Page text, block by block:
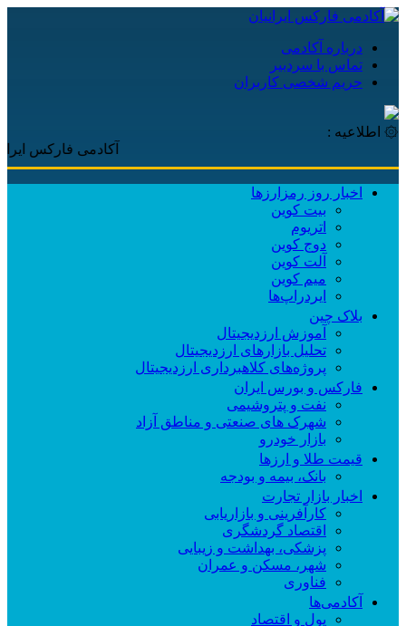
درباره آکادمی
تماس با سردبیر
حریم شخصی کاربران
۞ اطلاعیه :
آکادمی فارکس ایرانیان، با
اخبار روز رمزارزها
بیت کوین
اتریوم
دوج کوین
آلت کوین
میم کوین‌
ایردراپ‌ها
بلاک چین
آموزش ارزدیجیتال
تحلیل بازارهای ارزدیجیتال
پروژه‌های کلاهبرداری ارزدیجیتال
فارکس و بورس ایران
نفت و پتروشیمی
شهرک های صنعتی و مناطق آزاد
بازار خودرو
قیمت طلا و ارزها
بانک، بیمه و بودجه
اخبار بازار تجارت
کارآفرینی و بازاریابی
اقتصاد گردشگری
پزشکی، بهداشت و زیبایی
شهر، مسکن و عمران
فناوری
آکادمی‌ها
پول و اقتصاد